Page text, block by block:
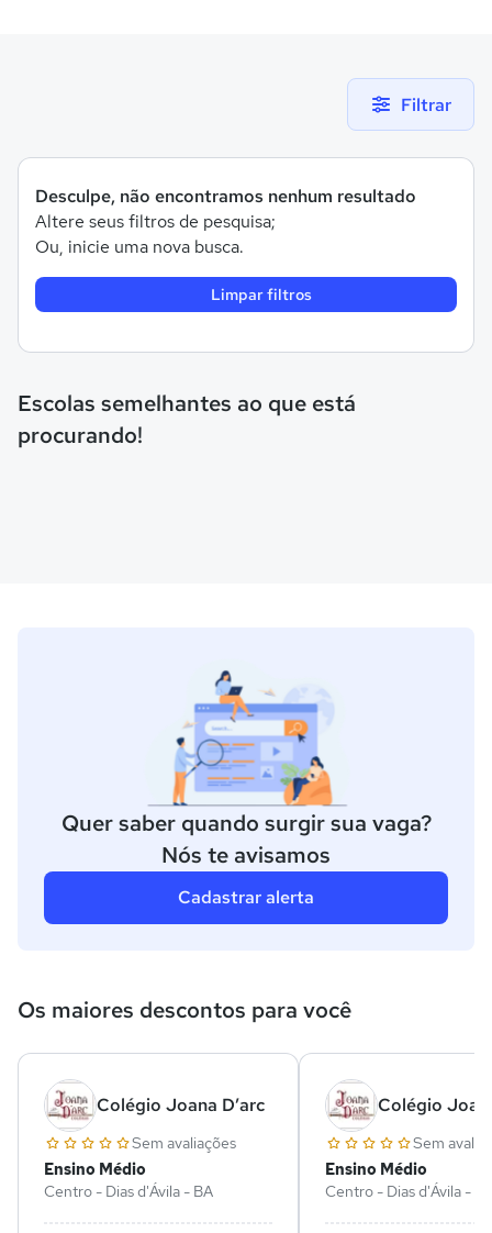
Filtrar
Desculpe, não encontramos nenhum resultado
Altere seus filtros de pesquisa;
Ou, inicie uma nova busca.
Limpar filtros
Escolas semelhantes ao que está
procurando!
Quer saber quando surgir sua vaga?
Nós te avisamos
Cadastrar alerta
Os maiores descontos para você
Colégio Joana D’arc
Sem avaliações
Ensino Médio
Centro - Dias d'Ávila - BA
Colégio
Sem
Ensino Médio
Centro - Dias d'Ávila -